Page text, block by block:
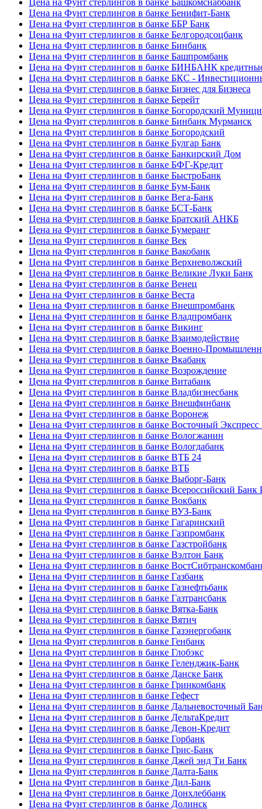
Цена на Фунт стерлингов в банке Башкомснаббанк
Цена на Фунт стерлингов в банке Бенифит-Банк
Цена на Фунт стерлингов в банке ББР Банк
Цена на Фунт стерлингов в банке Белгородсоцбанк
Цена на Фунт стерлингов в банке Бинбанк
Цена на Фунт стерлингов в банке Башпромбанк
Цена на Фунт стерлингов в банке БИНБАНК
Цена на Фунт стерлингов в банке БКС -
Цена на Фунт стерлингов в банке Бизнес для Бизнеса
Цена на Фунт стерлингов в банке Берейт
Цена на Фунт стерлингов в банке Богородский
Цена на Фунт стерлингов в банке Бинбанк Мурманск
Цена на Фунт стерлингов в банке Богородский
Цена на Фунт стерлингов в банке Булгар Банк
Цена на Фунт стерлингов в банке Банкирский Дом
Цена на Фунт стерлингов в банке БФГ-Кредит
Цена на Фунт стерлингов в банке БыстроБанк
Цена на Фунт стерлингов в банке Бум-Банк
Цена на Фунт стерлингов в банке Вега-Банк
Цена на Фунт стерлингов в банке БСТ-Банк
Цена на Фунт стерлингов в банке Братский АНКБ
Цена на Фунт стерлингов в банке Бумеранг
Цена на Фунт стерлингов в банке Век
Цена на Фунт стерлингов в банке Вакобанк
Цена на Фунт стерлингов в банке Верхневолжский
Цена на Фунт стерлингов в банке Великие Луки Банк
Цена на Фунт стерлингов в банке Венец
Цена на Фунт стерлингов в банке Веста
Цена на Фунт стерлингов в банке Внешпромбанк
Цена на Фунт стерлингов в банке Владпромбанк
Цена на Фунт стерлингов в банке Викинг
Цена на Фунт стерлингов в банке Взаимодействие
Цена на Фунт стерлингов в банке Военно-
Цена на Фунт стерлингов в банке Вкабанк
Цена на Фунт стерлингов в банке Возрождение
Цена на Фунт стерлингов в банке Витабанк
Цена на Фунт стерлингов в банке Владбизнесбанк
Цена на Фунт стерлингов в банке Внешфинбанк
Цена на Фунт стерлингов в банке Воронеж
Цена на Фунт стерлингов в банке Восточный Экспресс
Цена на Фунт стерлингов в банке Вологжанин
Цена на Фунт стерлингов в банке Вологдабанк
Цена на Фунт стерлингов в банке ВТБ 24
Цена на Фунт стерлингов в банке ВТБ
Цена на Фунт стерлингов в банке Выборг-Банк
Цена на Фунт стерлингов в банке Всероссийский Банк
Цена на Фунт стерлингов в банке Вокбанк
Цена на Фунт стерлингов в банке ВУЗ-Банк
Цена на Фунт стерлингов в банке Гагаринский
Цена на Фунт стерлингов в банке Газпромбанк
Цена на Фунт стерлингов в банке Газстройбанк
Цена на Фунт стерлингов в банке Вэлтон Банк
Цена на Фунт стерлингов в банке
Цена на Фунт стерлингов в банке Газбанк
Цена на Фунт стерлингов в банке Газнефтьбанк
Цена на Фунт стерлингов в банке Газтрансбанк
Цена на Фунт стерлингов в банке Вятка-Банк
Цена на Фунт стерлингов в банке Вятич
Цена на Фунт стерлингов в банке Газэнергобанк
Цена на Фунт стерлингов в банке Генбанк
Цена на Фунт стерлингов в банке Глобэкс
Цена на Фунт стерлингов в банке Геленджик-Банк
Цена на Фунт стерлингов в банке Данске Банк
Цена на Фунт стерлингов в банке Гринкомбанк
Цена на Фунт стерлингов в банке Гефест
Цена на Фунт стерлингов в банке Дальневосточный
Цена на Фунт стерлингов в банке ДельтаКредит
Цена на Фунт стерлингов в банке Девон-Кредит
Цена на Фунт стерлингов в банке Горбанк
Цена на Фунт стерлингов в банке Грис-Банк
Цена на Фунт стерлингов в банке Джей энд Ти Банк
Цена на Фунт стерлингов в банке Далта-Банк
Цена на Фунт стерлингов в банке Дил-Банк
Цена на Фунт стерлингов в банке Донхлеббанк
Цена на Фунт стерлингов в банке Долинск